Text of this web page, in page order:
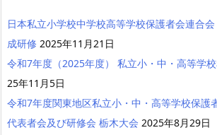
日本私立小学校中学校高等学校保護者会連合
成研修 2025年11月21日
令和7年度（2025年度） 私立小・中・高等学
25年11月5日
令和7年度関東地区私立小・中・高等学校保護
代表者会及び研修会 栃木大会 2025年8月29日